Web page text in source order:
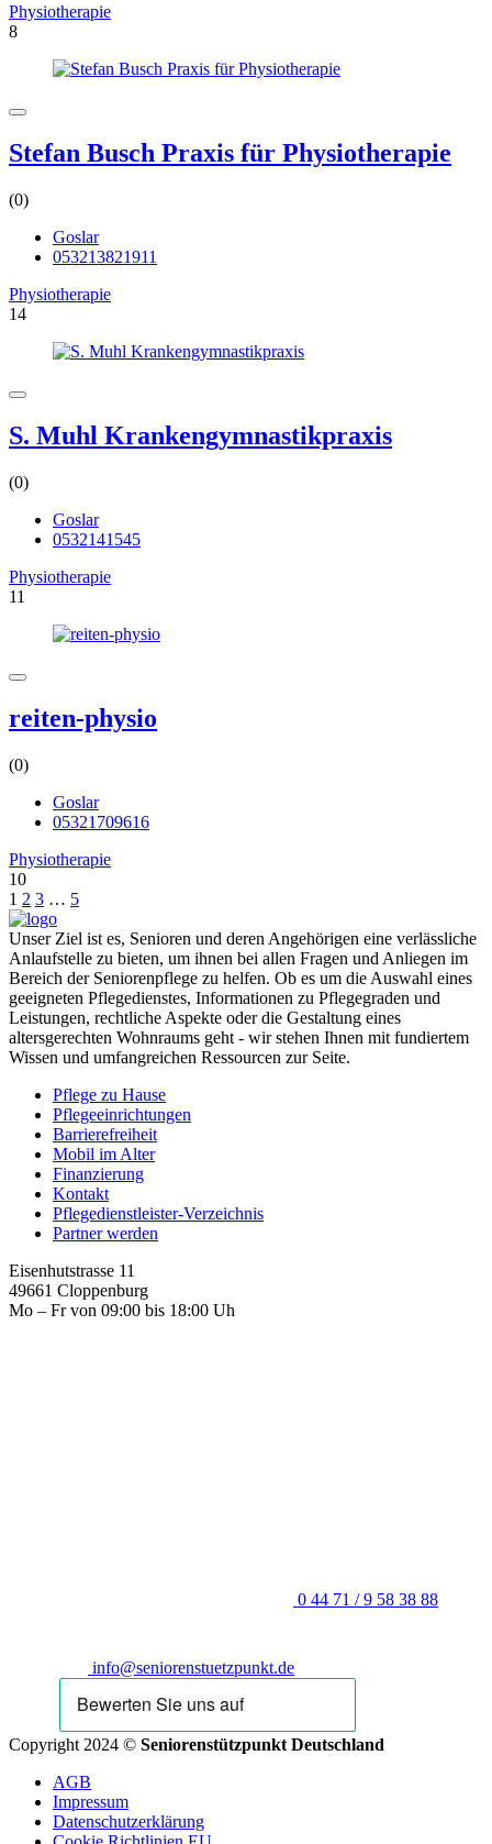
Physiotherapie
8
Stefan Busch Praxis für Physiotherapie
(0)
Goslar
053213821911
Physiotherapie
14
S. Muhl Krankengymnastikpraxis
(0)
Goslar
0532141545
Physiotherapie
11
reiten-physio
(0)
Goslar
05321709616
Physiotherapie
10
1 2 3 … 5
Unser Ziel ist es, Senioren und deren Angehörigen eine verlässliche
Anlaufstelle zu bieten, um ihnen bei allen Fragen und Anliegen im
Bereich der Seniorenpflege zu helfen. Ob es um die Auswahl eines
geeigneten Pflegedienstes, Informationen zu Pflegegraden und
Leistungen, rechtliche Aspekte oder die Gestaltung eines
altersgerechten Wohnraums geht - wir stehen Ihnen mit fundiertem
Wissen und umfangreichen Ressourcen zur Seite.
Pflege zu Hause
Pflegeeinrichtungen
Barrierefreiheit
Mobil im Alter
Finanzierung
Kontakt
Pflegedienstleister-Verzeichnis
Partner werden
Eisenhutstrasse 11
49661 Cloppenburg
Mo – Fr von 09:00 bis 18:00 Uh
0 44 71 / 9 58 38 88
info@seniorenstuetzpunkt.de
Copyright 2024 © Seniorenstützpunkt Deutschland
AGB
Impressum
Datenschutzerklärung